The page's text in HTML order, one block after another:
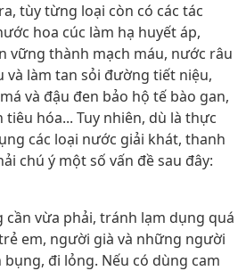
tùy từng loại còn có các tác
hoa cúc làm hạ huyết áp,
vững thành mạch máu, nước râu
và làm tan sỏi đường tiết niệu,
và đậu đen bảo hộ tế bào gan,
hóa... Tuy nhiên, dù là thực
các loại nước giải khát, thanh
chú ý một số vấn đề sau đây:
cần vừa phải, tránh lạm dụng quá
em, người già và những người
đi lỏng. Nếu có dùng cam